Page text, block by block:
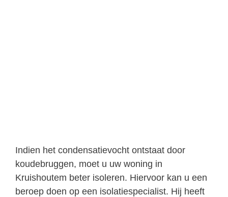
Indien het condensatievocht ontstaat door
koudebruggen, moet u uw woning in
Kruishoutem beter isoleren. Hiervoor kan u een
beroep doen op een isolatiespecialist. Hij heeft